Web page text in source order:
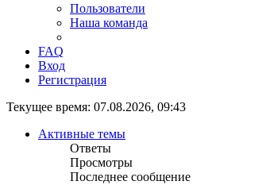
Пользователи
Наша команда
FAQ
Вход
Регистрация
Текущее время: 07.08.2026, 09:43
Активные темы
Ответы
Просмотры
Последнее сообщение